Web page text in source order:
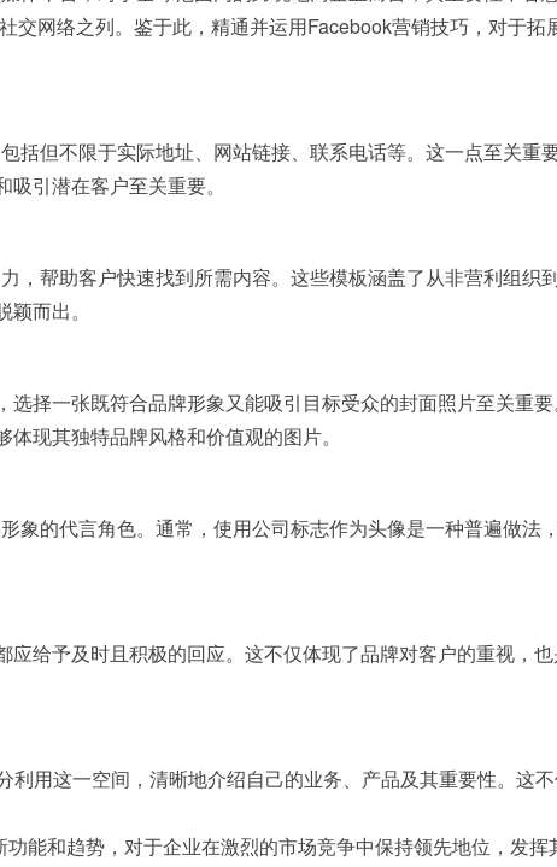
网络之列。鉴于此，精通并运用Facebook营销技巧，对于
括但不限于实际地址、网站链接、联系电话等。这一点至关重
引潜在客户至关重要。
，帮助客户快速找到所需内容。这些模板涵盖了从非营利组织
而出。
择一张既符合品牌形象又能吸引目标受众的封面照片至关重
现其独特品牌风格和价值观的图片。
象的代言角色。通常，使用公司标志作为头像是一种普遍做法
给予及时且积极的回应。这不仅体现了品牌对客户的重视，
用这一空间，清晰地介绍自己的业务、产品及其重要性。这
能和趋势，对于企业在激烈的市场竞争中保持领先地位，发